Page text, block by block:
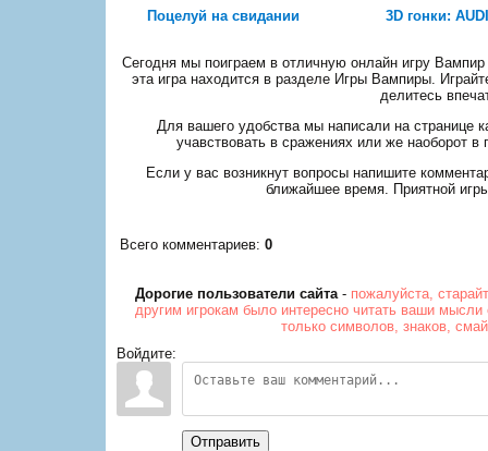
Поцелуй на свидании 3D гонки: AUDI
Сегодня мы поиграем в отличную онлайн игру
эта игра находится в разделе Игры Вампиры.
делитесь
Для вашего удобства мы написали на странице
учавствовать в сражениях или же наоборот
Если у вас возникнут вопросы напишите
ближайшее время. Приятной
Всего комментариев: 0
Дорогие пользователи сайта- пожалуйста,
другим игрокам было интересно читать ваши
только символов, знаков,
Войдите:
Отправить